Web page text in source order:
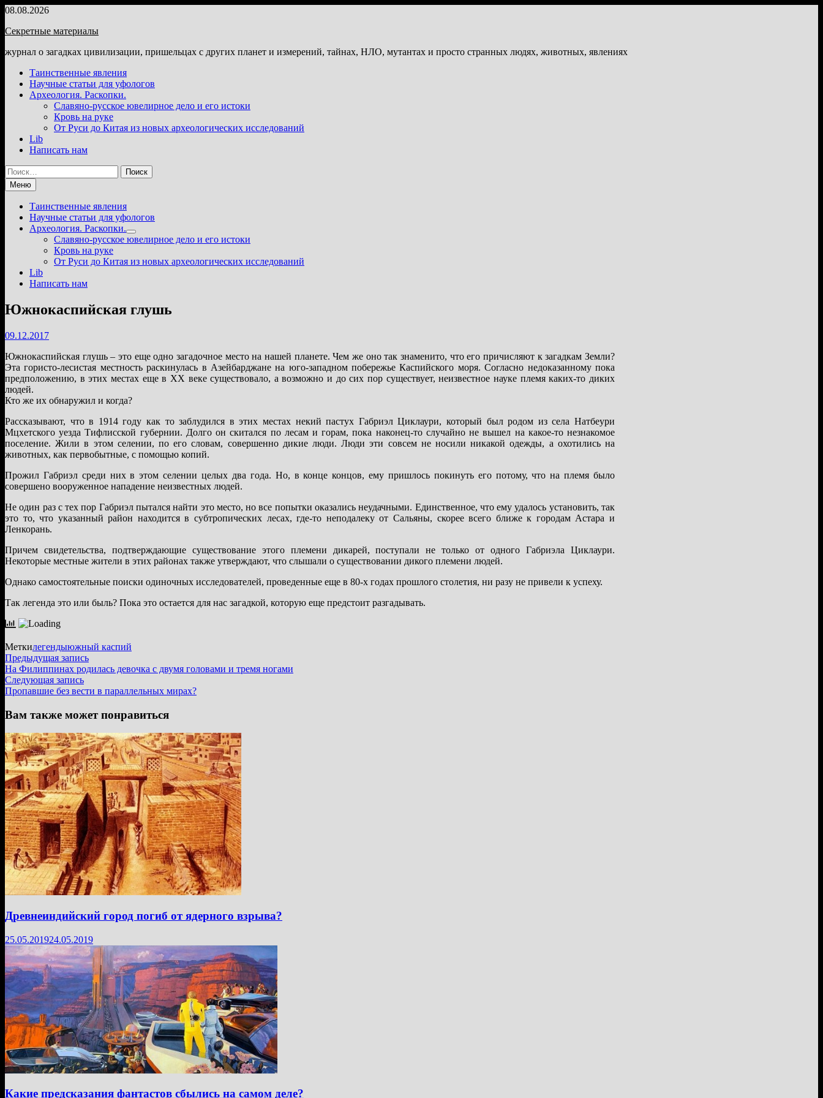
Перейти
содержимому
08.08.2026
Секретные материалы
журнал о загадках цивилизации, пришельцах с других планет и измерений, тайнах, НЛО, мутантах и просто странных людях, животных, явлениях
Таинственные явления
Научные статьи для уфологов
Археология. Раскопки.
Славяно-русское ювелирное дело и его истоки
Кровь на руке
От Руси до Китая из новых археологических исследований
Lib
Написать нам
Найти:
Меню
Таинственные явления
Научные статьи для уфологов
Археология. Раскопки.
Показать
подменю
Славяно-русское ювелирное дело и его истоки
Кровь на руке
От Руси до Китая из новых археологических исследований
Lib
Написать нам
Южнокаспийская глушь
09.12.2017
Южнокаспийская глушь – это еще одно загадочное место на нашей планете. Чем же оно так знаменито, что его причисляют к загадкам Земли?
Эта гористо-лесистая местность раскинулась в Азейбарджане на юго-западном побережье Каспийского моря. Согласно недоказанному пока
предположению, в этих местах еще в ХХ веке существовало, а возможно и до сих пор существует, неизвестное науке племя каких-то диких
людей.
Кто же их обнаружил и когда?
Рассказывают, что в 1914 году как то заблудился в этих местах некий пастух Габриэл Циклаури, который был родом из села Натбеури
Мцхетского уезда Тифлисской губернии. Долго он скитался по лесам и горам, пока наконец-то случайно не вышел на какое-то незнакомое
поселение. Жили в этом селении, по его словам, совершенно дикие люди. Люди эти совсем не носили никакой одежды, а охотились на
животных, как первобытные, с помощью копий.
Прожил Габриэл среди них в этом селении целых два года. Но, в конце концов, ему пришлось покинуть его потому, что на племя было
совершено вооруженное нападение неизвестных людей.
Не один раз с тех пор Габриэл пытался найти это место, но все попытки оказались неудачными. Единственное, что ему удалось установить, так
это то, что указанный район находится в субтропических лесах, где-то неподалеку от Сальяны, скорее всего ближе к городам Астара и
Ленкорань.
Причем свидетельства, подтверждающие существование этого племени дикарей, поступали не только от одного Габриэла Циклаури.
Некоторые местные жители в этих районах также утверждают, что слышали о существовании дикого племени людей.
Однако самостоятельные поиски одиночных исследователей, проведенные еще в 80-х годах прошлого столетия, ни разу не привели к успеху.
Так легенда это или быль? Пока это остается для нас загадкой, которую еще предстоит разгадывать.
Меткилегендыюжный каспий
Навигация
по
записям
Предыдущая записьПредыдущая
запись:
На Филиппинах родилась девочка с двумя головами и тремя ногами
Следующая записьСледующая
запись:
Пропавшие без вести в параллельных мирах?
Вам также может понравиться
Древнеиндийский город погиб от ядерного взрыва?
25.05.201924.05.2019
Какие предсказания фантастов сбылись на самом деле?